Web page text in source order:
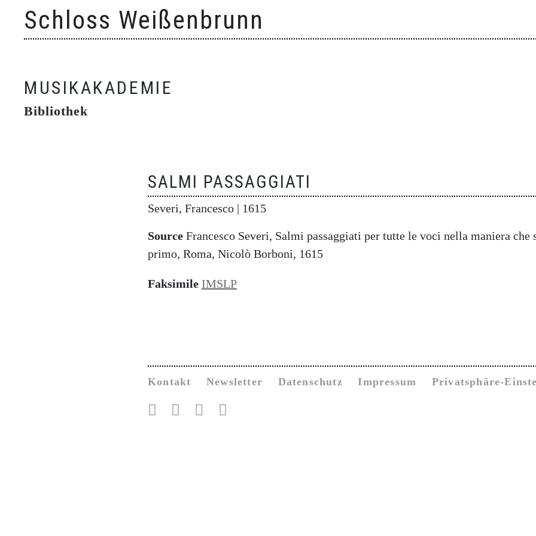
Schloss Weißenbrunn
MUSIKAKADEMIE
Bibliothek
SALMI PASSAGGIATI
Severi, Francesco | 1615
Source Francesco Severi, Salmi passaggiati per tutte le voci nella maniera
primo, Roma, Nicolò Borboni, 1615
Faksimile IMSLP
Kontakt Newsletter Datenschutz Impressum Privatsphäre-